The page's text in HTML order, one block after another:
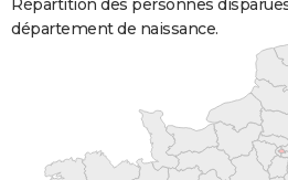
Répartition des personnes
département de naissance.